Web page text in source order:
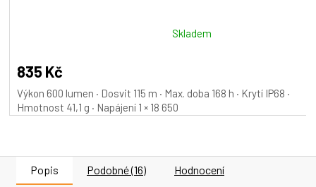
produktu
je
5,0
z
Skladem
835 Kč
Výkon 600 lumen · Dosvit 115 m · Max. doba 168 h · Krytí IP68 ·
Hmotnost 41,1 g · Napájení 1 × 18 650
Popis Podobné (16) Hodnocení